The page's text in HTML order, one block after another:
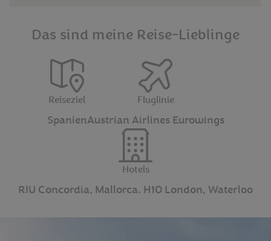
Das sind meine Reise-Lieblinge
Reiseziel
Spanien
Fluglinie
Austrian Airlines Eurowings
Hotels
RIU Concordia, Mallorca. H10 London, Waterloo